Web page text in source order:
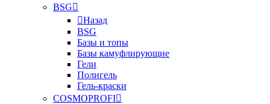
BSG
Назад
BSG
Базы и топы
Базы камуфлирующие
Гели
Полигель
Гель-краски
COSMOPROFI